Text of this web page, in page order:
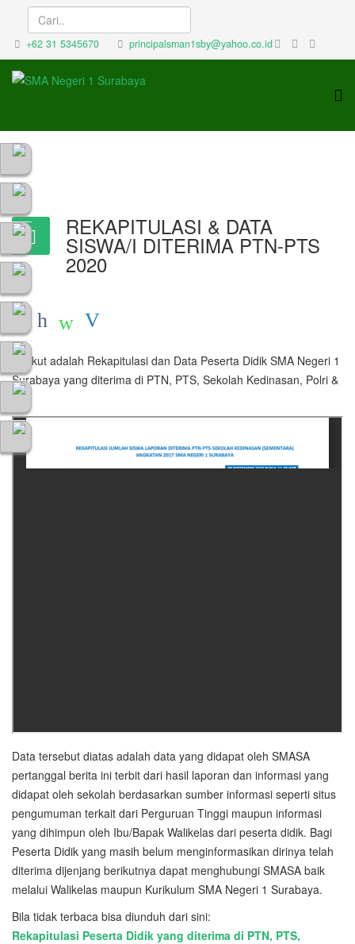
+62 31 5345670 principalsman1sby@yahoo.co.id
REKAPITULASI & DATA
SISWA/I DITERIMA PTN-PTS
2020
Berikut adalah Rekapitulasi dan Data Peserta Didik SMA Negeri 1
Surabaya yang diterima di PTN, PTS, Sekolah Kedinasan, Polri &
TNI
Data tersebut diatas adalah data yang didapat oleh SMASA
pertanggal berita ini terbit dari hasil laporan dan informasi yang
didapat oleh sekolah berdasarkan sumber informasi seperti situs
pengumuman terkait dari Perguruan Tinggi maupun informasi
yang dihimpun oleh Ibu/Bapak Walikelas dari peserta didik. Bagi
Peserta Didik yang masih belum menginformasikan dirinya telah
diterima dijenjang berikutnya dapat menghubungi SMASA baik
melalui Walikelas maupun Kurikulum SMA Negeri 1 Surabaya.
Bila tidak terbaca bisa diunduh dari sini:
Rekapitulasi Peserta Didik yang diterima di PTN, PTS,